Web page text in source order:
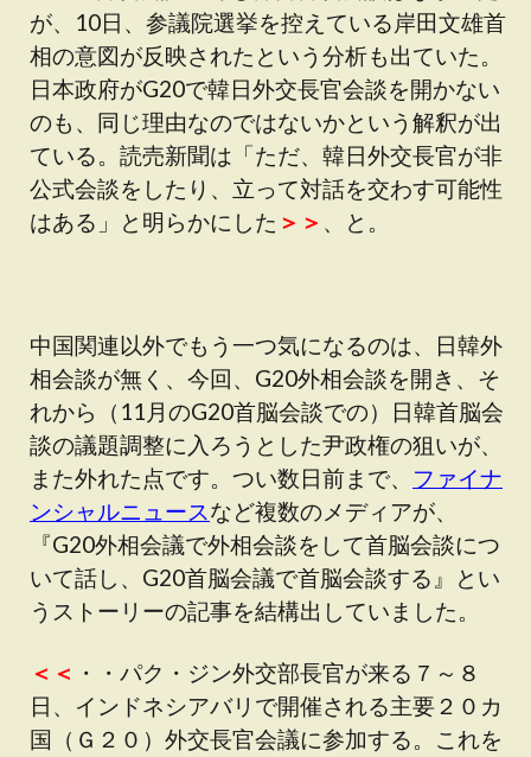
が、10日、参議院選挙を控えている岸田文雄首
相の意図が反映されたという分析も出ていた。
日本政府がG20で韓日外交長官会談を開かない
のも、同じ理由なのではないかという解釈が出
ている。読売新聞は「ただ、韓日外交長官が非
公式会談をしたり、立って対話を交わす可能性
はある」と明らかにした ＞＞ 、と。
中国関連以外でもう一つ気になるのは、日韓外
相会談が無く、今回、G20外相会談を開き、そ
れから（11月のG20首脳会談での）日韓首脳会
談の議題調整に入ろうとした尹政権の狙いが、
また外れた点です。つい数日前まで、 ファイナ
ンシャルニュースなど複数のメディアが、
『G20外相会議で外相会談をして首脳会談につ
いて話し、G20首脳会議で首脳会談する』とい
うストーリーの記事を結構出していました。
＜＜ ・・パク・ジン外交部長官が来る７～８
日、インドネシアバリで開催される主要２０カ
国（Ｇ２０）外交長官会議に参加する。これを